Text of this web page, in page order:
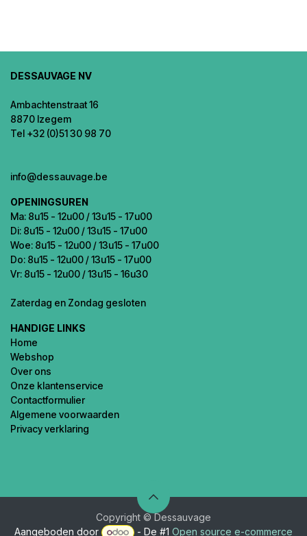
DESSAUVAGE NV
Ambachtenstraat 16
8870 Izegem
Tel +32 (0)51 30 98 70
info@dessauvage.be
OPENINGSUREN
Ma: 8u15 - 12u00 / 13u15 - 17u00
Di: 8u15 - 12u00 / 13u15 - 17u00
Woe: 8u15 - 12u00 / 13u15 - 17u00
Do: 8u15 - 12u00 / 13u15 - 17u00
Vr: 8u15 - 12u00 / 13u15 - 16u30
Zaterdag en Zondag gesloten
HANDIGE LINKS
Home
Webshop
Over ons
Onze klantenservice
Contactformulier
Algemene voorwaarden
Privacy verklaring
Copyright © Dessauvage
Aangeboden door
- De #1Open source e-commerce